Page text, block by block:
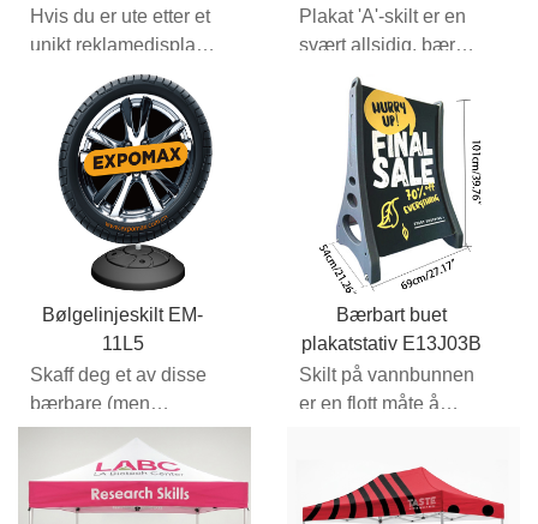
Hvis du er ute etter et
unikt reklamedisplay
med mulighet for
tilpasning...
Plakat 'A'-skilt er en
svært allsidig, bærbar
skiltløsning for
mange bruksområder.
Bølgelinjeskilt EM-
11L5
Skaff deg et av disse
bærbare (men
slitesterke)
fortauskiltene for å la
kundene dine vite ...
Bærbart buet
plakatstativ E13J03B
Skilt på vannbunnen
er en flott måte å
trafikanter på ...